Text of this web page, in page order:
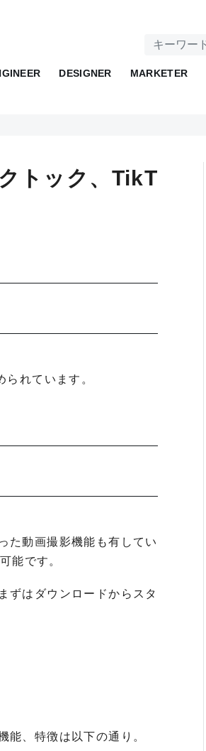
DESIGNER MARKETER
トック、TikT
れています。
た動画撮影機能も有してい
能です。
ずはダウンロードからスタ
、特徴は以下の通り。